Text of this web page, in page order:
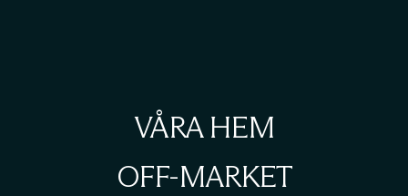
VÅRA HEM
OFF-MARKET